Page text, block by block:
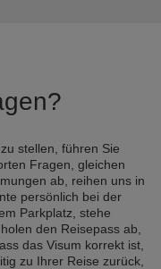
stellen, führen Sie
Fragen, gleichen
ab, reihen uns in
persönlich bei der
Parkplatz, stehe
den Reisepass ab,
das Visum korrekt ist,
zu Ihrer Reise zurück,